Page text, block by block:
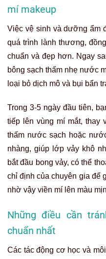
mí makeup
Việc vệ sinh và dưỡng ẩm
quá trình lành thương,
chuẩn và đẹp hơn. Ngay
bông sạch thấm nhẹ nước
loại bỏ dịch mô và bụi bẩn
Trong 3-5 ngày đầu tiên,
tiếp lên vùng mí mắt, thay
thấm nước sạch hoặc
nhàng, giúp lớp vảy khô
bắt đầu bong vảy, có thể
chỉ định của chuyên gia để
nhờ vậy viền mí lên màu
Những điều cần
chuẩn nhất
Các tác động cơ học và